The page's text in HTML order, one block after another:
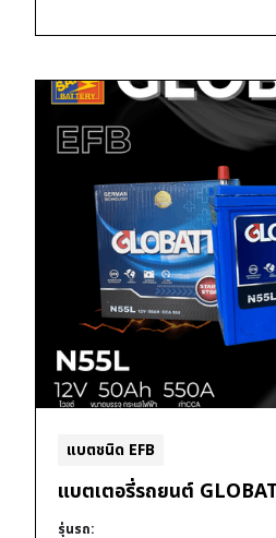
แบตชนิด EFB
แบตเตอรี่รถยนต์
รุ่นรถ: